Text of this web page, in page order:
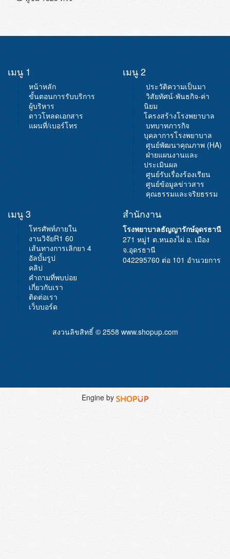
เมนู 1
หน้าหลัก
ขั้นตอนการรับบริการ
ผู้บริหาร
ดาวโหลดเอกสาร
แผนที่/เบอร์โทร
เมนู 2
ประวัติความเป็นมา
วิสัยทัศน์-พันธกิจ-ค่า
นิยม
โครงสร้างโรงพยาบาล
บทบาทภารกิจ
บุคลาการโรงพยาบาล
ศูนย์พัฒนาคุณภาพ (HA)
ฝ่ายแผนงานและ
ประเมินผล
ศูนย์รับเรื่องร้องเรียน
ศูนย์ข้อมูลข่าวสาร
คุณธรรมและจริยธรรม
เมนู 3
โทรศัพท์ภายใน
งานวิจัยR1 60
เส้นทางการเลิกยา 4
อัลบั้มรูป
คลิป
คำถามที่พบบ่อย
เกี่ยวกับเรา
ติดต่อเรา
เว็บบอร์ด
สำนักงาน
โรงพยาบาลธัญญารักษ์อุดรธานี
271 หมู่1 ต.หนองไผ่ อ. เมือง
จ.อุดรธานี
042295760 ต่อ 101 อำนวยการ
สงวนลิขสิทธิ์ © 2558 www.shopup.com
Engine by